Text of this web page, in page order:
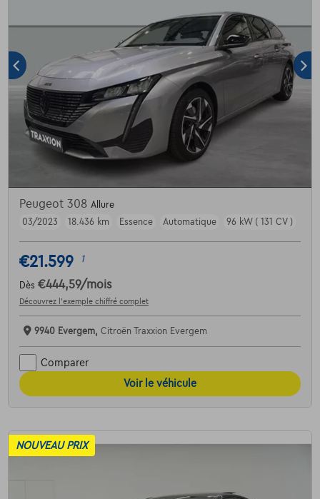
Peugeot 308 Allure
03/2023
18.436 km Essence Automatique 96 kW ( 131 CV )
€21.599 1
Dès €444,59/mois
Découvrez l’exemple chiffré complet
9940 Evergem, Citroën Traxxion Evergem
Comparer
Voir le véhicule
NOUVEAU PRIX